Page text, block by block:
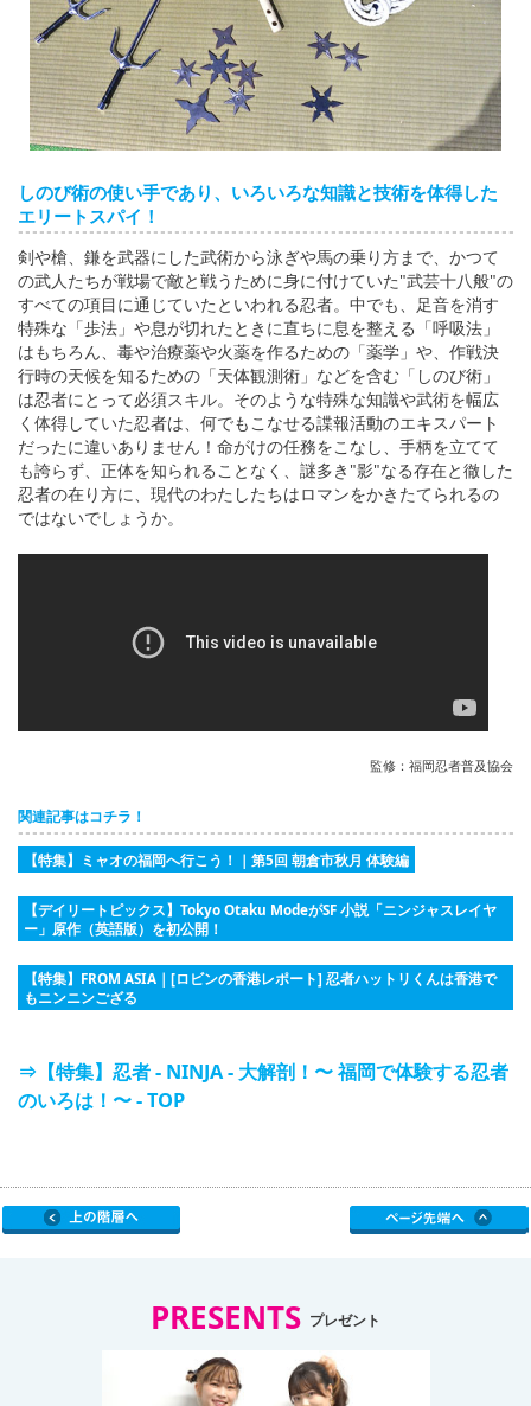
しのび術の使い手であり、いろいろな知識と技術を体得した
エリートスパイ！
剣や槍、鎌を武器にした武術から泳ぎや馬の乗り方まで、かつて
の武人たちが戦場で敵と戦うために身に付けていた"武芸十八般"の
すべての項目に通じていたといわれる忍者。中でも、足音を消す
特殊な「歩法」や息が切れたときに直ちに息を整える「呼吸法」
はもちろん、毒や治療薬や火薬を作るための「薬学」や、作戦決
行時の天候を知るための「天体観測術」などを含む「しのび術」
は忍者にとって必須スキル。そのような特殊な知識や武術を幅広
く体得していた忍者は、何でもこなせる諜報活動のエキスパート
だったに違いありません！命がけの任務をこなし、手柄を立てて
も誇らず、正体を知られることなく、謎多き"影"なる存在と徹した
忍者の在り方に、現代のわたしたちはロマンをかきたてられるの
ではないでしょうか。
監修：福岡忍者普及協会
関連記事はコチラ！
【特集】ミャオの福岡へ行こう！｜第5回 朝倉市秋月 体験編
【デイリートピックス】Tokyo Otaku ModeがSF 小説「ニンジャスレイヤ
ー」原作（英語版）を初公開！
【特集】FROM ASIA｜[ロビンの香港レポート] 忍者ハットリくんは香港で
もニンニンござる
⇒【特集】忍者 - NINJA - 大解剖！〜 福岡で体験する忍者
のいろは！〜 - TOP
PRESENTS プレゼント